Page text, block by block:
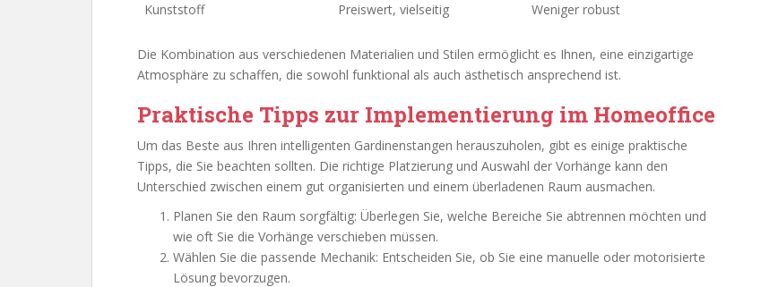
Kunststoff
Preiswert, vielseitig Weniger robust
Die Kombination aus verschiedenen Materialien und Stilen ermöglicht es Ihnen, eine einzigartige
Atmosphäre zu schaffen, die sowohl funktional als auch ästhetisch ansprechend ist.
Praktische Tipps zur Implementierung im Homeoffice
Um das Beste aus Ihren intelligenten Gardinenstangen herauszuholen, gibt es einige praktische
Tipps, die Sie beachten sollten. Die richtige Platzierung und Auswahl der Vorhänge kann den
Unterschied zwischen einem gut organisierten und einem überladenen Raum ausmachen.
Planen Sie den Raum sorgfältig: Überlegen Sie, welche Bereiche Sie abtrennen möchten und
wie oft Sie die Vorhänge verschieben müssen.
Wählen Sie die passende Mechanik: Entscheiden Sie, ob Sie eine manuelle oder motorisierte
Lösung bevorzugen.